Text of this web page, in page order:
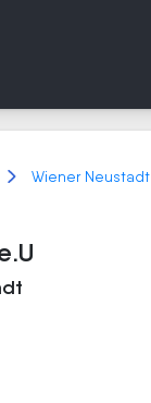
Wiener Neustadt